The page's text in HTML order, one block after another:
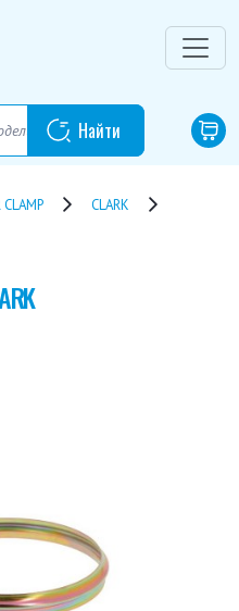
CLAMP
CLARK